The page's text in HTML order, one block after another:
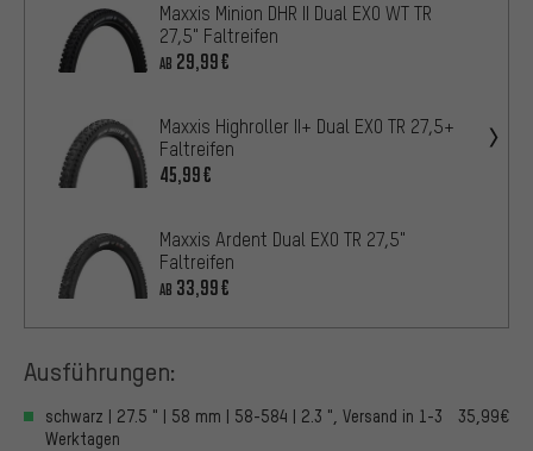
Maxxis Minion DHR II Dual EXO WT TR
27,5" Faltreifen
AB 29,99€
Maxxis Highroller II+ Dual EXO TR 27,5+
Faltreifen
45,99€
Maxxis Ardent Dual EXO TR 27,5"
Faltreifen
AB 33,99€
Ausführungen:
schwarz | 27.5 " | 58 mm | 58-584 | 2.3 ", Versand in 1-3
Werktagen
35,99€